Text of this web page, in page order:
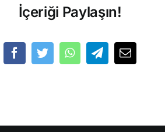
İçeriği Paylaşın!